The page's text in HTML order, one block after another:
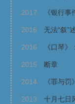
2017 《银行事
2016 无法“叙”
2016 《口琴》
2015 断章
2014 《罪与罚
2013 十月七日